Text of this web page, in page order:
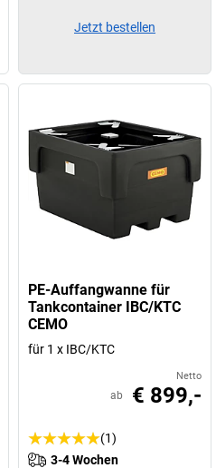
PE-Auffangwanne für
Tankcontainer IBC/KTC
CEMO
für 1 x IBC/KTC
Netto
ab € 899,-
(1)
3-4 Wochen
Jetzt bestellen